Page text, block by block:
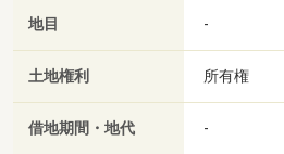
地目 -
土地権利 所有権
借地期間・地代 -